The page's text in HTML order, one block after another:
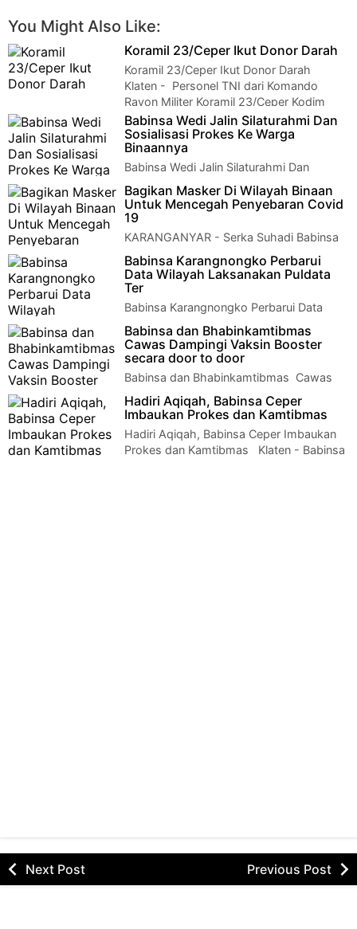
You Might Also Like:
Koramil 23/Ceper Ikut Donor Darah
Koramil 23/Ceper Ikut Donor Darah
Klaten - Personel TNI dari Komando
Rayon Militer Koramil 23/Ceper Kodim
07…
Babinsa Wedi Jalin Silaturahmi Dan
Sosialisasi Prokes Ke Warga
Binaannya
Babinsa Wedi Jalin Silaturahmi Dan
Sosialisasi Prokes Ke Warga Binaannya
Klten - Jalin Silaturahmi Babinsa Kor…
Bagikan Masker Di Wilayah Binaan
Untuk Mencegah Penyebaran Covid
19
KARANGANYAR - Serka Suhadi Babinsa
Gedong anggota Koramil 01/Karanganyar
jajanan Kodim 0727/Karanganyar melaksanakan pat…
Babinsa Karangnongko Perbarui
Data Wilayah Laksanakan Puldata
Ter
Babinsa Karangnongko Perbarui Data
Wilayah Laksanakan Puldata Ter Klaten -
Perbarui data wilayah desa binaanny…
Babinsa dan Bhabinkamtibmas
Cawas Dampingi Vaksin Booster
secara door to door
Babinsa dan Bhabinkamtibmas Cawas
Dampingi Vaksin Booster secara door to
door KLaten - Tidak kenal Lelah dal…
Hadiri Aqiqah, Babinsa Ceper
Imbaukan Prokes dan Kamtibmas
Hadiri Aqiqah, Babinsa Ceper Imbaukan
Prokes dan Kamtibmas Klaten - Babinsa
Next Post Previous Post